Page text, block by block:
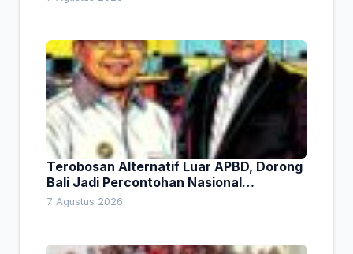
Terobosan Alternatif Luar APBD, Dorong
Bali Jadi Percontohan Nasional
Pembiayaan Daerah
7 Agustus 2026